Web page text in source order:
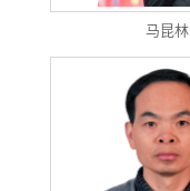
马昆林